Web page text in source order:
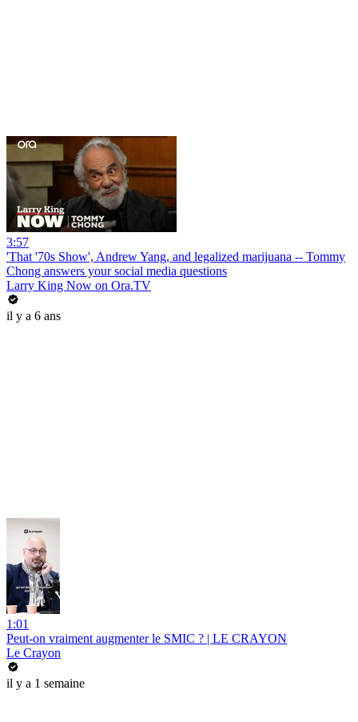
3:57
'That '70s Show', Andrew Yang, and legalized marijuana -- Tommy
Chong answers your social media questions
Larry King Now on Ora.TV
il y a 6 ans
1:01
Peut-on vraiment augmenter le SMIC ? | LE CRAYON
Le Crayon
il y a 1 semaine